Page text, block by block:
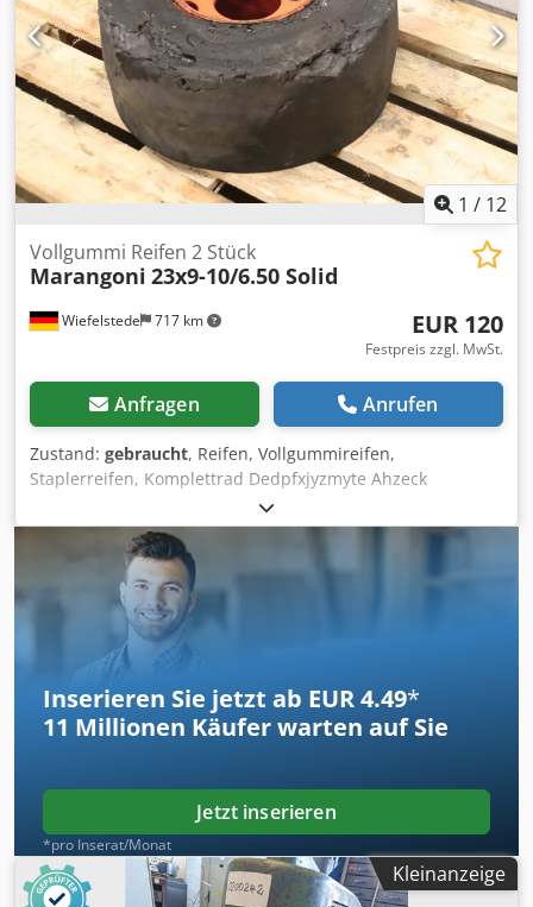
1 / 12
Wiefelstede 717 km
Vollgummi Reifen 2 Stück
Marangoni 23x9-10/6.50 Solid
EUR 120
Festpreis zzgl. MwSt.
Anfragen Anrufen
Zustand: gebraucht, Reifen, Vollgummireifen,
Staplerreifen, Komplettrad Dedpfxjyzmyte Ahzeck
-Übergabe: im Ist-Zustand wie besichtigt -Zustand: siehe
Fotos -Hersteller: Marangoni, Vollgummmireifen Eltor mit
Felge 2 Stück -Reifengröße: 23x9-10/6.50 Solid -Lochkreis:
Ø 160 x 23 mm -Nabenbohrung: Ø 110 mm -Preis/Abgabe:
komplett -Abmessung jew.: Ø 490 x 200 mm -Gewicht: 42
Inserieren Sie jetzt ab EUR 4.49*
11 Millionen Käufer warten auf Sie
Jetzt inserieren
*pro Inserat/Monat
Kleinanzeige